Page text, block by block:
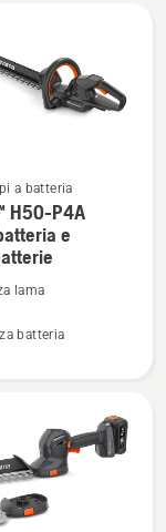
al caso
a batteria
H50-P4A
e
lama
batteria